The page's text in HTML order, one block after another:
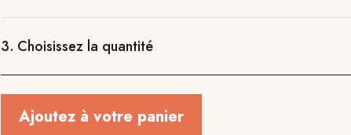
3. Choisissez la quantité
Ajoutez à votre panier